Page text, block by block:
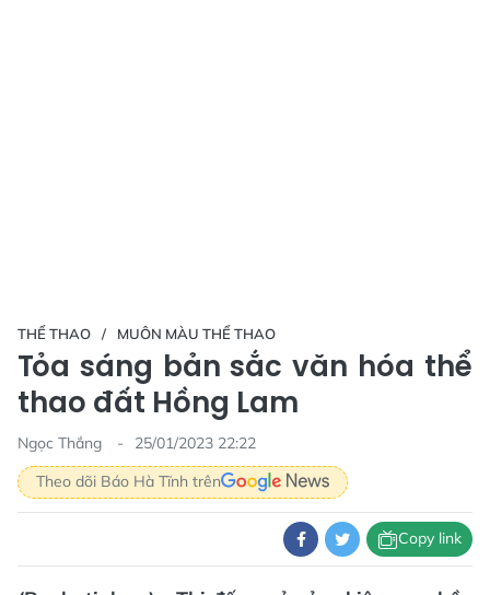
THỂ THAO MUÔN MÀU THỂ THAO
Tỏa sáng bản sắc văn hóa thể
thao đất Hồng Lam
Ngọc Thắng
25/01/2023 22:22
Theo dõi Báo Hà Tĩnh trên
Copy link